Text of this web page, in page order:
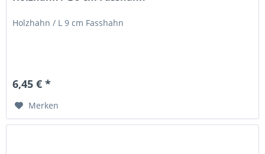
Holzhahn / L 9 cm Fasshahn
6,45 € *
Merken